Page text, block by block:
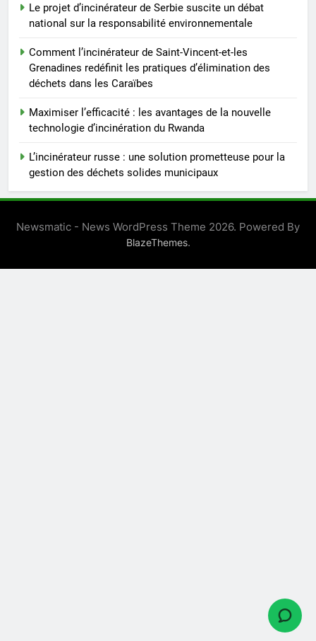
8
innovantes de gestion des
déchets au Vietnam
AIO
Le projet d’incinérateur de Serbie suscite un débat
national sur la responsabilité environnementale
Comment l’incinérateur de Saint-Vincent-et-les
Grenadines redéfinit les pratiques d’élimination des
déchets dans les Caraïbes
Maximiser l’efficacité : les avantages de la nouvelle
technologie d’incinération du Rwanda
L’incinérateur russe : une solution prometteuse pour la
gestion des déchets solides municipaux
Newsmatic - News WordPress Theme 2026. Powered By
BlazeThemes.